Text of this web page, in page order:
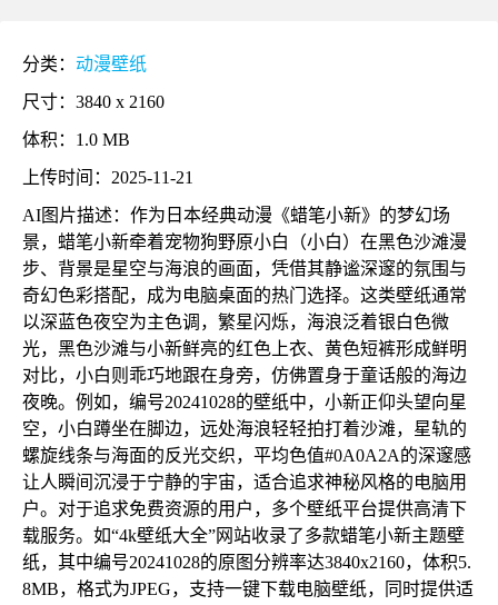
分类： 动漫壁纸
尺寸：3840 x 2160
体积：1.0 MB
上传时间：2025-11-21
AI图片描述：作为日本经典动漫《蜡笔小新》的梦幻场
景，蜡笔小新牵着宠物狗野原小白（小白）在黑色沙滩漫
步、背景是星空与海浪的画面，凭借其静谧深邃的氛围与
奇幻色彩搭配，成为电脑桌面的热门选择。这类壁纸通常
以深蓝色夜空为主色调，繁星闪烁，海浪泛着银白色微
光，黑色沙滩与小新鲜亮的红色上衣、黄色短裤形成鲜明
对比，小白则乖巧地跟在身旁，仿佛置身于童话般的海边
夜晚。例如，编号20241028的壁纸中，小新正仰头望向星
空，小白蹲坐在脚边，远处海浪轻轻拍打着沙滩，星轨的
螺旋线条与海面的反光交织，平均色值#0A0A2A的深邃感
让人瞬间沉浸于宁静的宇宙，适合追求神秘风格的电脑用
户。对于追求免费资源的用户，多个壁纸平台提供高清下
载服务。如“4k壁纸大全”网站收录了多款蜡笔小新主题壁
纸，其中编号20241028的原图分辨率达3840x2160，体积5.
8MB，格式为JPEG，支持一键下载电脑壁纸，同时提供适